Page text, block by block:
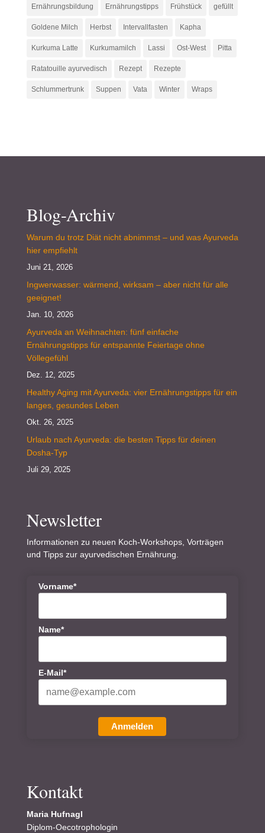
Ernährungsbildung Ernährungstipps Frühstück gefüllt
Goldene Milch Herbst Intervallfasten Kapha
Kurkuma Latte Kurkumamilch Lassi Ost-West Pitta
Ratatouille ayurvedisch Rezept Rezepte
Schlummertrunk Suppen Vata Winter Wraps
Blog-Archiv
Warum du trotz Diät nicht abnimmst – und was Ayurveda
hier empfiehlt
Juni 21, 2026
Ingwerwasser: wärmend, wirksam – aber nicht für alle
geeignet!
Jan. 10, 2026
Ayurveda an Weihnachten: fünf einfache
Ernährungstipps für entspannte Feiertage ohne
Völlegefühl
Dez. 12, 2025
Healthy Aging mit Ayurveda: vier Ernährungstipps für ein
langes, gesundes Leben
Okt. 26, 2025
Urlaub nach Ayurveda: die besten Tipps für deinen
Dosha-Typ
Juli 29, 2025
Newsletter
Informationen zu neuen Koch-Workshops, Vorträgen
und Tipps zur ayurvedischen Ernährung.
Vorname*
Name*
E-Mail*
Anmelden
Kontakt
Maria Hufnagl
Diplom-Oecotrophologin